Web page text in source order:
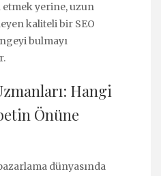
etmek yerine, uzun
kaliteli bir SEO
bulmayı
Hangi
Önüne
dünyasında